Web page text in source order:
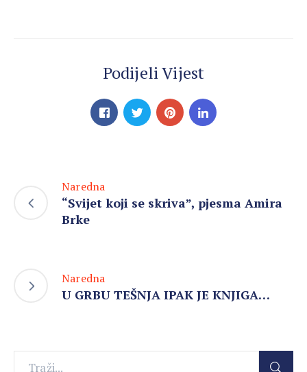
Podijeli Vijest
Naredna
“Svijet koji se skriva”, pjesma Amira
Brke
Naredna
U GRBU TEŠNJA IPAK JE KNJIGA…